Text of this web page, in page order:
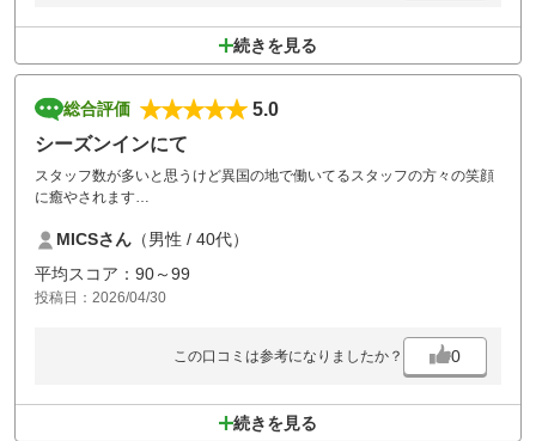
続きを見る
総合評価
5.0
シーズンインにて
スタッフ数が多いと思うけど異国の地で働いてるスタッフの方々の笑顔
に癒やされます
ーしてて楽しいです
MICSさん （男性 / 40代）
平均スコア：90～99
投稿日：2026/04/30
この口コミは参考になりましたか？ 0
続きを見る